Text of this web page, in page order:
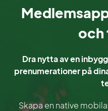
och
Dra nytta av en
prenumerationer på
Skapa en native